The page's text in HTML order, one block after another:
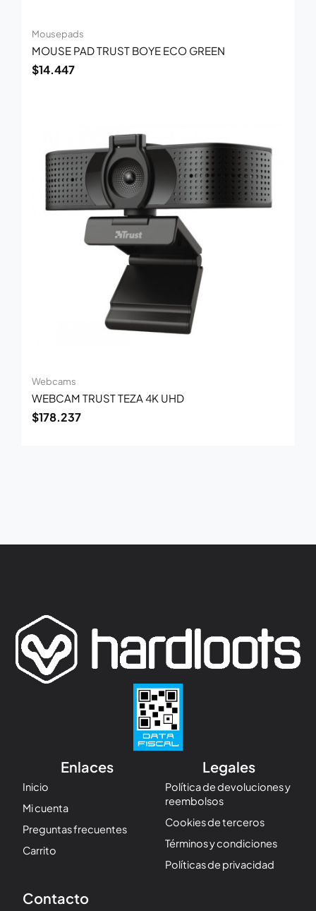
Mousepads
MOUSE PAD TRUST BOYE ECO GREEN
$14.447
Webcams
WEBCAM TRUST TEZA 4K UHD
$178.237
Enlaces
Inicio
Mi cuenta
Preguntas frecuentes
Carrito
Legales
Política de devoluciones y
reembolsos
Cookies de terceros
Términos y condiciones
Políticas de privacidad
Contacto